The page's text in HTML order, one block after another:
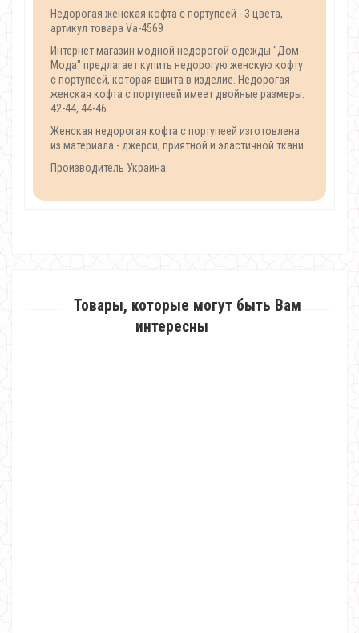
Недорогая женская кофта с портупеей - 3 цвета,
артикул товара Va-4569
Интернет магазин модной недорогой одежды "Дом-
Мода" предлагает купить недорогую женскую кофту
с портупеей, которая вшита в изделие. Недорогая
женская кофта с портупеей имеет двойные размеры:
42-44, 44-46.
Женская недорогая кофта с портупеей изготовлена
из материала - джерси, приятной и эластичной ткани.
Производитель Украина.
Товары, которые могут быть Вам
интересны